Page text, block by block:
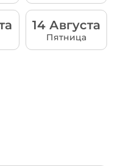
14 Августа
Пятница